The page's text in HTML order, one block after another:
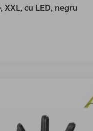
XXL, cu LED, negru